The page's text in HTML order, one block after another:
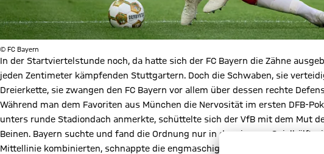
© FC Bayern
In der Startviertelstunde noch, da hatte sich der FC Bayern die Zähne
jeden Zentimeter kämpfenden Stuttgartern. Doch die Schwaben, sie
Dreierkette, sie zwangen den FC Bayern vor allem über dessen rechte
Während man dem Favoriten aus München die Nervosität im ersten DFB-
unters runde Stadiondach anmerkte, schüttelte sich der VfB mit dem Mut
Beinen. Bayern suchte und fand die Ordnung nur in der eigenen Spielhälfte,
Mittellinie kombinierten, schnappte die engmaschige Defensive der Gegner